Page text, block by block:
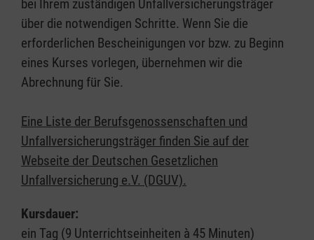
bei Ihrem zuständigen Unfallversicherungsträger
über die notwendigen Schritte. Wenn Sie die
erforderlichen Bescheinigungen vor bzw. zu Beginn
eines Kurses vorlegen, übernehmen wir die
Abrechnung für Sie.
Eine Liste der Berufsgenossenschaften und
Unfallversicherungsträger finden Sie auf der
Webseite der Deutschen Gesetzlichen
Unfallversicherung e.V. (DGUV).
Kursdauer:
ein Tag (9 Unterrichtseinheiten à 45 Minuten)